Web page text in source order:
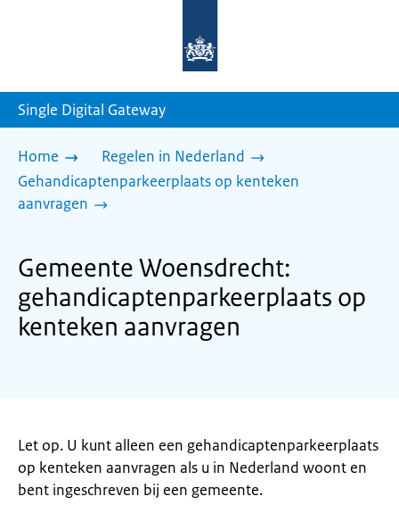
homepage
Single Digital Gateway
Home
Regelen in Nederland
Gehandicaptenparkeerplaats op kenteken
aanvragen
Gemeente Woensdrecht:
gehandicaptenparkeerplaats op
kenteken aanvragen
Let op. U kunt alleen een gehandicaptenparkeerplaats
op kenteken aanvragen als u in Nederland woont en
bent ingeschreven bij een gemeente.